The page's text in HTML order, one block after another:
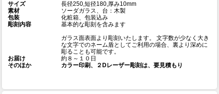
サイズ
長径250,短径180,厚み10mm
素材
ソーダガラス、台：木製
包装
化粧箱、包装込み
彫刻内容
基本的な彫刻を含みます
ガラス面表面より彫刻いたします。 文字数が少なく大き
な文字でのネーム盾としてご利用の場合、裏より深めに
彫ることも可能です。
お届け
約８～１０日
そのほか
カラー印刷、２Dレーザー彫刻は、要見積もり